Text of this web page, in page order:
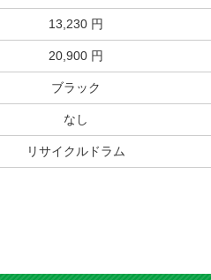
13,230 円
20,900 円
ブラック
なし
リサイクルドラム